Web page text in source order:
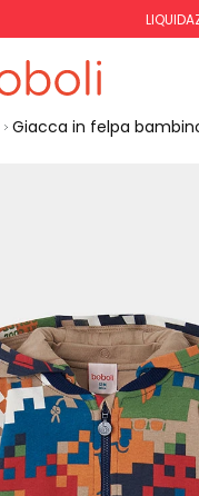
Giacca in felpa